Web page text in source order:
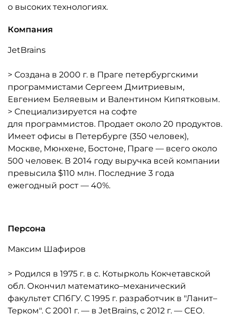
о высоких технологиях.
Компания
JetBrains
> Создана в 2000 г. в Праге петербургскими
программистами Сергеем Дмитриевым,
Евгением Беляевым и Валентином Кипятковым.
> Специализируется на софте
для программистов. Продает около 20 продуктов.
Имеет офисы в Петербурге (350 человек),
Москве, Мюнхене, Бостоне, Праге — всего около
500 человек. В 2014 году выручка всей компании
превысила $110 млн. Последние 3 года
ежегодный рост — 40%.
Персона
Максим Шафиров
> Родился в 1975 г. в с. Котырколь Кокчетавской
обл. Окончил математико–механический
факультет СПбГУ. С 1995 г. разработчик в "Ланит–
Терком". С 2001 г. — в JetBrains, с 2012 г. — СЕО.